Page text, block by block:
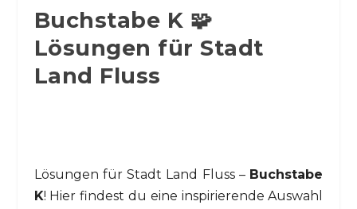
Buchstabe K 🧩
Lösungen für Stadt
Land Fluss
Lösungen für Stadt Land Fluss – Buchstabe
K! Hier findest du eine inspirierende Auswahl